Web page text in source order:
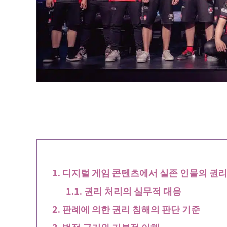
디지털 게임 콘텐츠에서 실존 인물의 권
권리 처리의 실무적 대응
판례에 의한 권리 침해의 판단 기준